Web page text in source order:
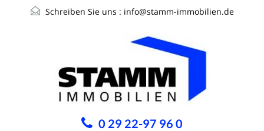
Schreiben Sie uns : info@stamm-immobilien.de
0 29 22-97 96 0